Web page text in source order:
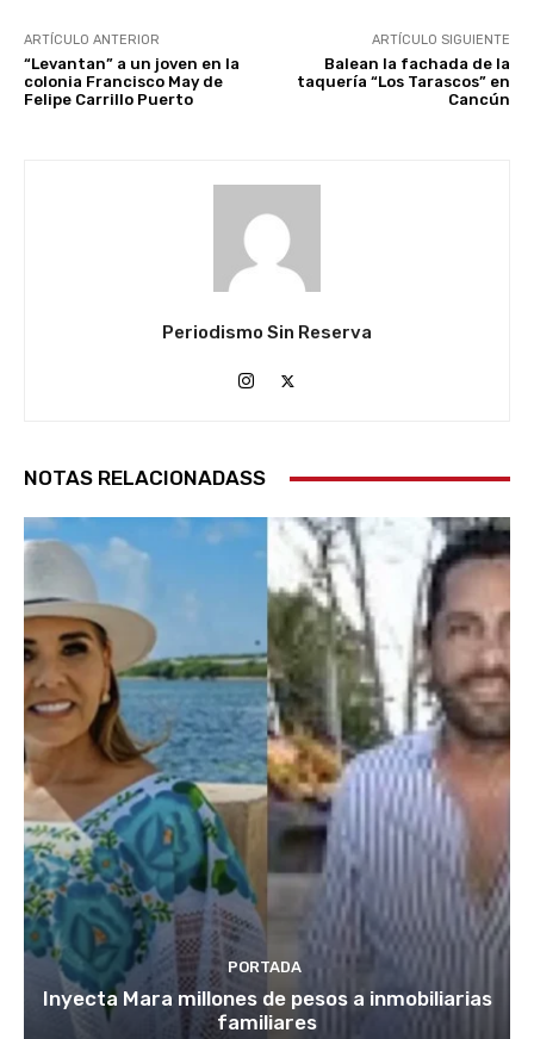
ARTÍCULO ANTERIOR
“Levantan” a un joven en la
colonia Francisco May de
Felipe Carrillo Puerto
ARTÍCULO SIGUIENTE
Balean la fachada de la
taquería “Los Tarascos” en
Cancún
Periodismo Sin Reserva
NOTAS RELACIONADASS
PORTADA
Inyecta Mara millones de pesos a inmobiliarias
familiares